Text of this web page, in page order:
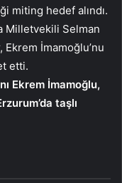
miting hedef alındı.
Milletvekili Selman
Ekrem İmamoğlu’nu
etti.
Ekrem İmamoğlu,
taşlı